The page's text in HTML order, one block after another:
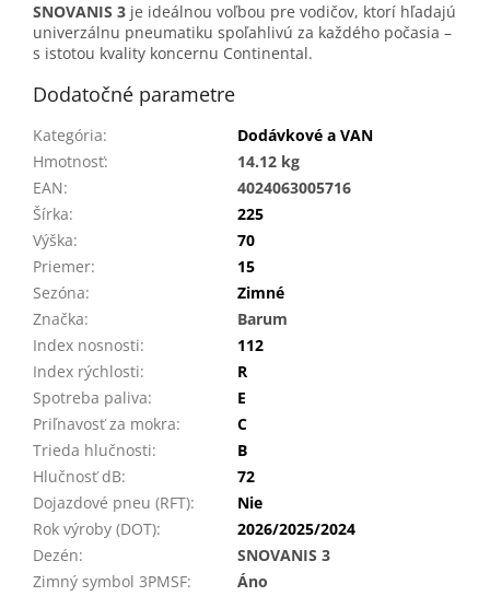
SNOVANIS 3 je ideálnou voľbou pre vodičov, ktorí hľadajú
univerzálnu pneumatiku spoľahlivú za každého počasia –
s istotou kvality koncernu Continental.
Dodatočné parametre
Kategória:
Dodávkové a VAN
Hmotnosť:
14.12 kg
EAN:
4024063005716
Šírka:
225
Výška:
70
Priemer:
15
Sezóna:
Zimné
Značka:
Barum
Index nosnosti:
112
Index rýchlosti:
R
Spotreba paliva:
E
Priľnavosť za mokra:
C
Trieda hlučnosti:
B
Hlučnosť dB:
72
Dojazdové pneu (RFT):
Nie
Rok výroby (DOT):
2026/2025/2024
Dezén:
SNOVANIS 3
Zimný symbol 3PMSF:
Áno